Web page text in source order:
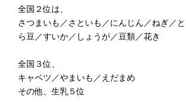
全国２位は、
さつまいも／さといも／にんじん／ねぎ／
ら豆／すいか／しょうが／豆類／花き
全国３位、
キャベツ／やまいも／えだまめ
その他、生乳５位